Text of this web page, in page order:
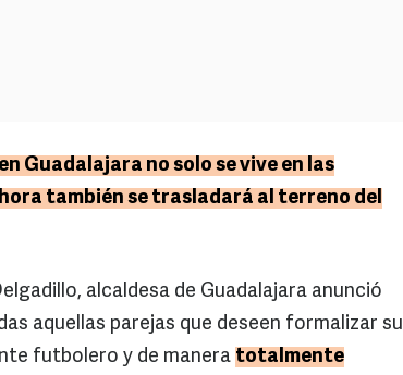
Guadalajara no solo se vive en las
también se trasladará al terreno del
alcaldesa de Guadalajara anunció
aquellas parejas que deseen formalizar su
futbolero y de manera totalmente